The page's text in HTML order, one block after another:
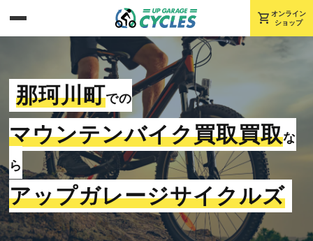
shopping_cart オンライン
ショップ
那珂川町での
マウンテンバイク買取買取な
ら
アップガレージサイクルズ